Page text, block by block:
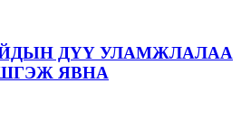
ДҮҮ УЛАМЖЛАЛАА
ЯВНА